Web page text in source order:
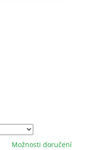
Možnosti doručení